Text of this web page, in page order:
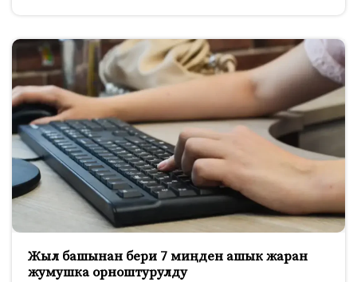
Жыл башынан бери 7 миңден ашык жаран
жумушка орноштурулду